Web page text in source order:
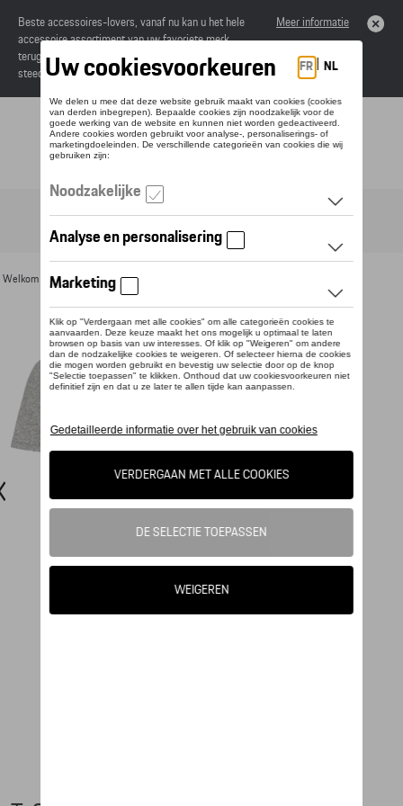
Beste accessoires-lovers, vanaf nu kan u het hele
accessoire assortiment van uw favoriete merk
terugvinden in de online catalogus. Deze kunnen
steeds besteld worden via uw dealer.
Meer informatie
Toggle navigation
Welkom >Voor u >Textiel >